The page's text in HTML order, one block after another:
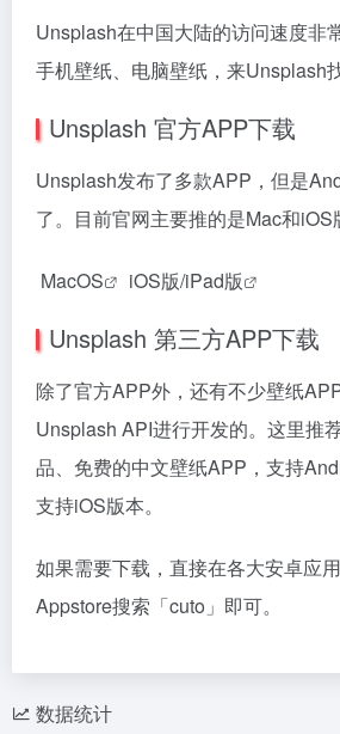
Unsplash在中国大陆的访问速度非
手机壁纸、电脑壁纸，来Unsplash
Unsplash 官方APP下载
Unsplash发布了多款APP，但是
了。目前官网主要推的是Mac和iOS
MacOS iOS版/iPad版
Unsplash 第三方APP下载
除了官方APP外，还有不少壁纸
Unsplash API进行开发的。这里推
品、免费的中文壁纸APP，支持
支持iOS版本。
如果需要下载，直接在各大安卓应
Appstore搜索「cuto」即可。
数据统计